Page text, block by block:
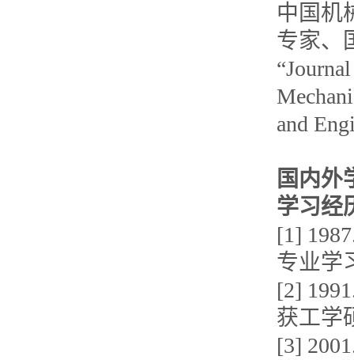
中国机
专家、
and
国内外
学习经
[1]
专业学
[2]
获工学
[3]